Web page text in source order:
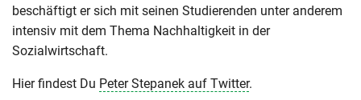
beschäftigt er sich mit seinen Studierenden unter anderem
intensiv mit dem Thema Nachhaltigkeit in der
Sozialwirtschaft.
Hier findest Du Peter Stepanek auf Twitter.